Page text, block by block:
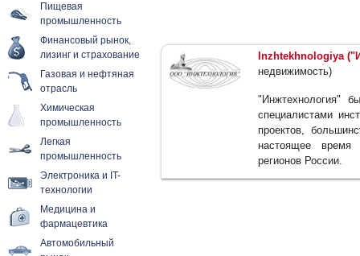
Пищевая
промышленность
Финансовый рынок,
лизинг и страхование
Газовая и нефтяная
отрасль
Химическая
промышленность
Легкая
промышленность
Электроника и IT-
технологии
Медицина и
фармацевтика
Автомобильный
Inzhtekhnologiya
недвижимость)
"Инжтехнология"
специалистами
проектов,
настоящее время
регионов России.